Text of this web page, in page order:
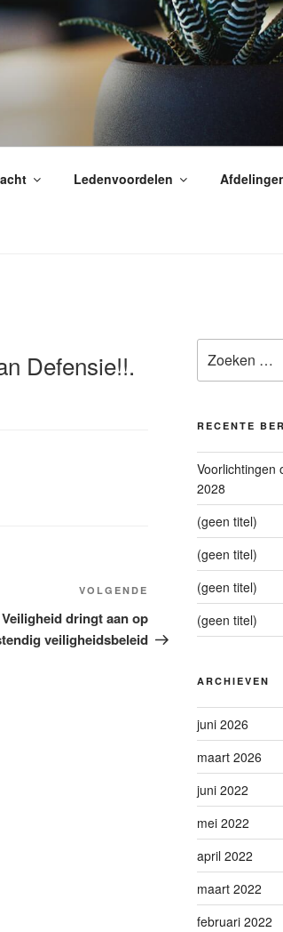
Ledenvoordelen
Defensie!!.
Volgend
VOLGENDE
dringt aan op
veiligheidsbeleid
naar:
RECENTE
Voorlichtingen
2028
(geen titel)
(geen titel)
(geen titel)
(geen titel)
ARCHIEVEN
juni 2026
maart 2026
juni 2022
mei 2022
april 2022
maart 2022
februari 2022